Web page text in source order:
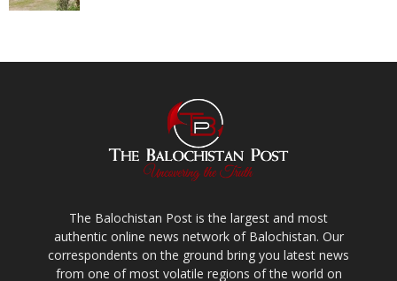
The Balochistan Post is the largest and most
authentic online news network of Balochistan. Our
correspondents on the ground bring you latest news
from one of most volatile regions of the world on